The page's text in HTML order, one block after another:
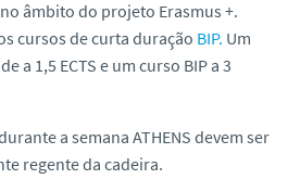
âmbito do projeto Erasmus +.
cursos de curta duração BIP. Um
a 1,5 ECTS e um curso BIP a 3
a semana ATHENS devem ser
regente da cadeira.